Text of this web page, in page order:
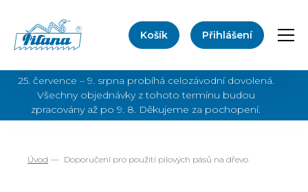
25. července – 9. srpna probíhá celozávodní dovolená.
Všechny objednávky z tohoto termínu budou
zpracovány až po 9. 8. Děkujeme za pochopení.
Košík Přihlášení
Úvod Doporučení pro použití pilových pásů na dřevo